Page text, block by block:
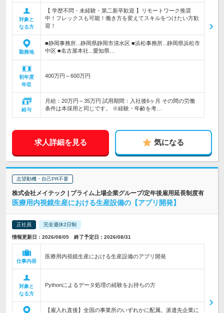
対象と
なる方
【 学歴不問・未経験・第二新卒歓迎 】リモートワーク推奨
中！フレックスも可能！働き方を変えてスキルをつけたい方歓
迎！
勤務地
■静岡事務所...静岡県静岡市清水区 ■浜松事務所...静岡県浜松市
中区 ■名古屋本社...愛知県…
初年度
年収
400万円～600万円
給与
月給：20万円～35万円 試用期間：入社後6ヶ月 その間の労働
条件は本採用と同じです。 ※経験・年齢を考…
求人詳細を見る 気になる
志望動機・自己PR不要
株式会社メイテック | プライム上場企業グループ/定年後雇用延長制度有
医療用内視鏡生産における生産設備の【アプリ開発】
正社員 完全週休2日制
情報更新日：2026/08/05 終了予定日：2026/08/31
仕事内容
医療用内視鏡生産における生産設備のアプリ開発
対象と
なる方
Pythonによるデータ処理の経験をお持ちの方
【雇入れ直後】全国の事業所のいずれかに配属。派遣先企業に